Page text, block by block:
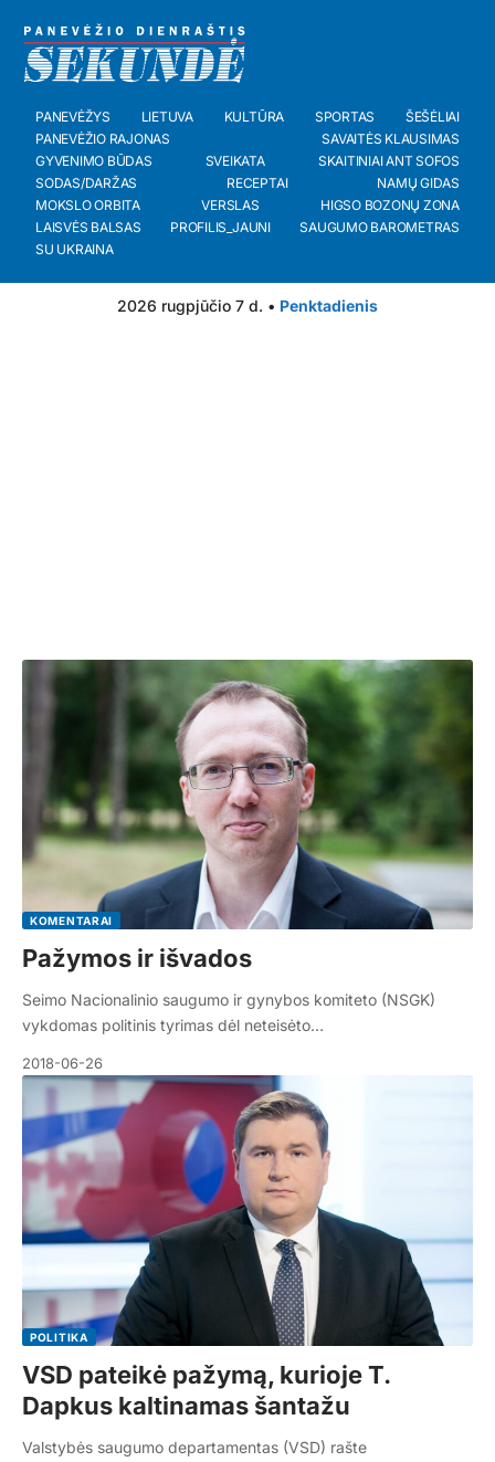
PANEVĖŽYS LIETUVA KULTŪRA SPORTAS
ŠEŠĖLIAI
PANEVĖŽIO RAJONAS
SAVAITĖS KLAUSIMAS
GYVENIMO BŪDAS
SVEIKATA
SKAITINIAI ANT SOFOS
SODAS/DARŽAS
RECEPTAI
NAMŲ GIDAS
MOKSLO ORBITA
VERSLAS
HIGSO BOZONŲ ZONA
LAISVĖS BALSAS
PROFILIS_JAUNI
SAUGUMO BAROMETRAS
SU UKRAINA
2026 rugpjūčio 7 d. • Penktadienis
KOMENTARAI
Pažymos ir išvados
Seimo Nacionalinio saugumo ir gynybos komiteto (NSGK)
vykdomas politinis tyrimas dėl neteisėto…
2018-06-26
POLITIKA
VSD pateikė pažymą, kurioje T.
Dapkus kaltinamas šantažu
Valstybės saugumo departamentas (VSD) rašte